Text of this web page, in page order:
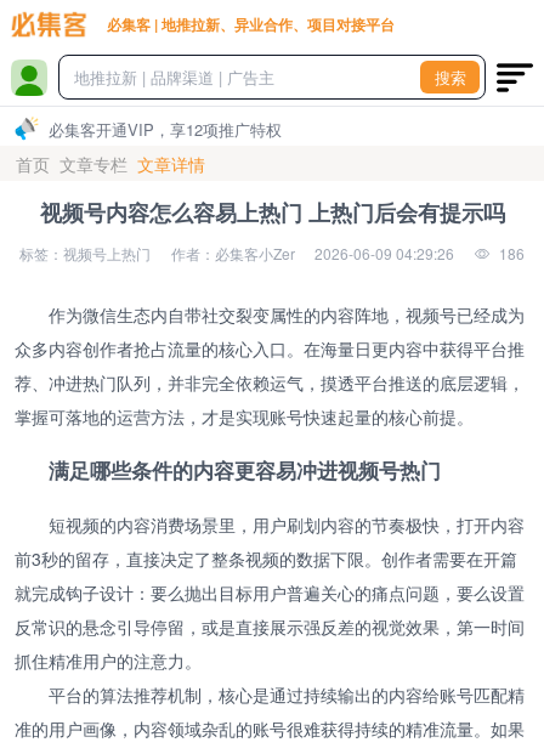
必集客 | 地推拉新、异业合作、项目对接平台
搜索
必集客开通VIP，享12项推广特权
首页 文章专栏 文章详情
视频号内容怎么容易上热门 上热门后会有提示吗
标签：视频号上热门 作者：必集客小Zer 2026-06-09 04:29:26 186
作为微信生态内自带社交裂变属性的内容阵地，视频号已经成为
众多内容创作者抢占流量的核心入口。在海量日更内容中获得平台推
荐、冲进热门队列，并非完全依赖运气，摸透平台推送的底层逻辑，
掌握可落地的运营方法，才是实现账号快速起量的核心前提。
满足哪些条件的内容更容易冲进视频号热门
短视频的内容消费场景里，用户刷划内容的节奏极快，打开内容
前3秒的留存，直接决定了整条视频的数据下限。创作者需要在开篇
就完成钩子设计：要么抛出目标用户普遍关心的痛点问题，要么设置
反常识的悬念引导停留，或是直接展示强反差的视觉效果，第一时间
抓住精准用户的注意力。
平台的算法推荐机制，核心是通过持续输出的内容给账号匹配精
准的用户画像，内容领域杂乱的账号很难获得持续的精准流量。如果